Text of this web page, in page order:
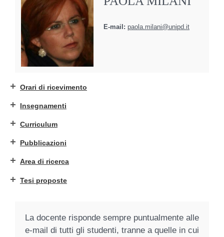
E-mail: paola.milani@unipd.it
Orari di ricevimento
Insegnamenti
Curriculum
Pubblicazioni
Area di ricerca
Tesi proposte
La docente risponde sempre puntualmente alle
e-mail di tutti gli studenti, tranne a quelle in cui